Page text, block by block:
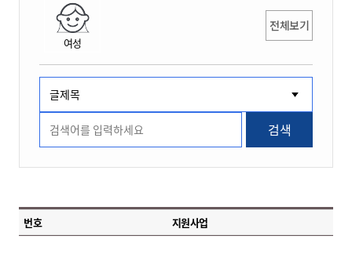
여성
전체보기
검색
번호 지원사업